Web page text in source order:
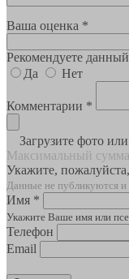
Ваша оценка *
Рекомендуете
Да
Нет
Комментарии *
Загрузите фото или
Максимальный
Укажите,
Данные не публикуются
Имя *
Укажите Ваше имя или
Телефон
Email